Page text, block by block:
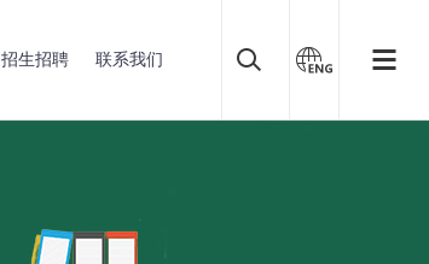
招生招聘 联系我们